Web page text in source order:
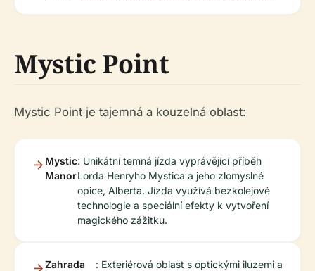
Mystic Point
Mystic Point je tajemná a kouzelná oblast:
Mystic
Manor
: Unikátní temná jízda vyprávějící příběh
Lorda Henryho Mystica a jeho zlomyslné
opice, Alberta. Jízda využívá bezkolejové
technologie a speciální efekty k vytvoření
magického zážitku.
Zahrada : Exteriérová oblast s optickými iluzemi a